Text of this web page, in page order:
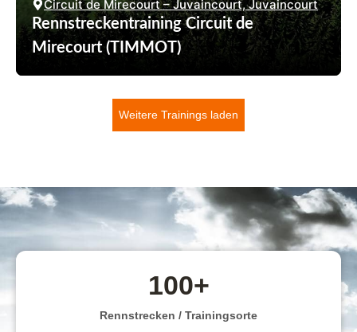
Circuit de Mirecourt – Juvaincourt, Juvaincourt
Rennstreckentraining Circuit de
Mirecourt (TIMMOT)
Weitere Trainings laden
Rennstrecken / Trainingsorte
100+